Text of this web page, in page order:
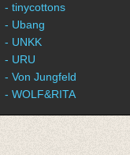
- tinycottons
- Ubang
- UNKK
- URU
- Von Jungfeld
- WOLF&RITA